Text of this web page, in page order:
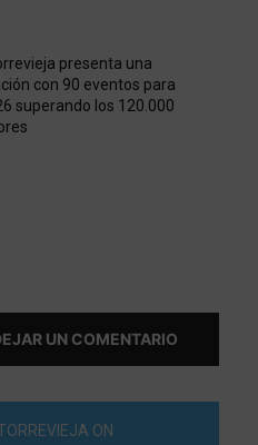
presenta una
con 90 eventos para
superando los 120.000
UN COMENTARIO
ON